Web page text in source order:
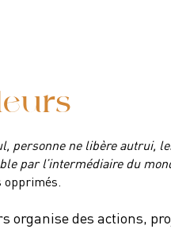
personne ne libère autrui,
par l’intermédiaire du
opprimés.
organise des actions,